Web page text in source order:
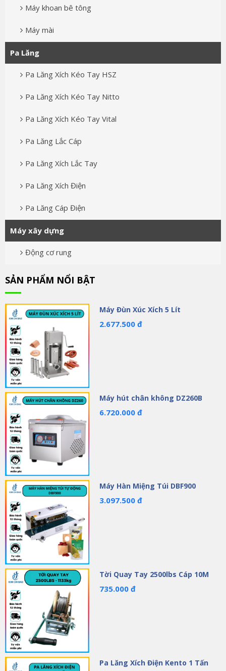
Máy khoan bê tông
Máy mài
Pa Lăng
Pa Lăng Xích Kéo Tay HSZ
Pa Lăng Xích Kéo Tay Nitto
Pa Lăng Xích Kéo Tay Vital
Pa Lăng Lắc Cáp
Pa Lăng Xích Lắc Tay
Pa Lăng Xích Điện
Pa Lăng Cáp Điện
Máy xây dựng
Động cơ rung
SẢN PHẨM NỔI BẬT
Máy Đùn Xúc Xích 5 Lít
2.677.500 đ
Máy hút chân không DZ260B
6.720.000 đ
Máy Hàn Miệng Túi DBF900
3.097.500 đ
Tời Quay Tay 2500lbs Cáp 10M
735.000 đ
Pa Lăng Xích Điện Kento 1 Tấn